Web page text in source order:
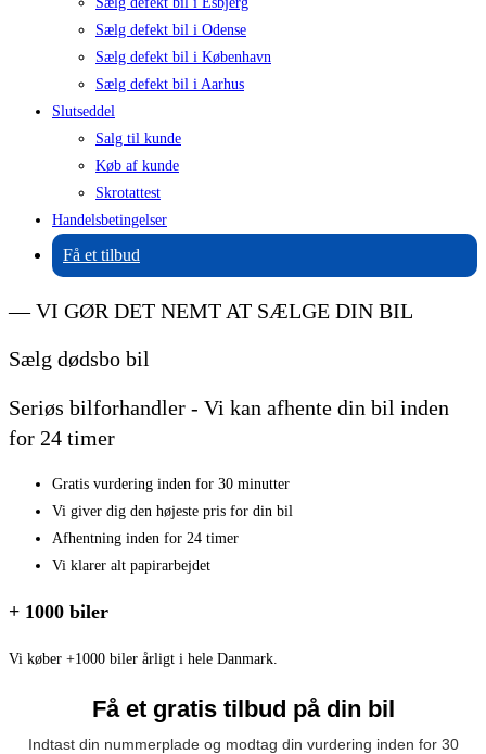
Sælg defekt bil i Odense
Sælg defekt bil i København
Sælg defekt bil i Aarhus
Slutseddel
Salg til kunde
Køb af kunde
Skrotattest
Handelsbetingelser
Få et tilbud
— VI GØR DET NEMT AT SÆLGE DIN BIL
Sælg dødsbo bil
Seriøs bilforhandler - Vi kan afhente din bil inden
for 24 timer
Gratis vurdering inden for 30 minutter
Vi giver dig den højeste pris for din bil
Afhentning inden for 24 timer
Vi klarer alt papirarbejdet
+ 1000 biler
Vi køber +1000 biler årligt i hele Danmark.
Få et gratis tilbud på din bil
Indtast din nummerplade og modtag din vurdering inden for 30